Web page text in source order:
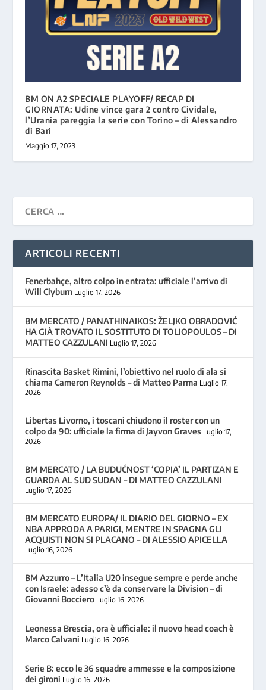
BM ON A2 SPECIALE PLAYOFF/ RECAP DI
GIORNATA: Udine vince gara 2 contro Cividale,
l’Urania pareggia la serie con Torino – di Alessandro
di Bari
Maggio 17, 2023
ARTICOLI RECENTI
Fenerbahçe, altro colpo in entrata: ufficiale l’arrivo di
Will Clyburn Luglio 17, 2026
BM MERCATO / PANATHINAIKOS: ŽELJKO OBRADOVIĆ
HA GIÀ TROVATO IL SOSTITUTO DI TOLIOPOULOS – DI
MATTEO CAZZULANI Luglio 17, 2026
Rinascita Basket Rimini, l’obiettivo nel ruolo di ala si
chiama Cameron Reynolds – di Matteo Parma Luglio 17,
2026
Libertas Livorno, i toscani chiudono il roster con un
colpo da 90: ufficiale la firma di Jayvon Graves Luglio 17,
2026
BM MERCATO / LA BUDUĆNOST ‘COPIA’ IL PARTIZAN E
GUARDA AL SUD SUDAN – DI MATTEO CAZZULANI
Luglio 17, 2026
BM MERCATO EUROPA/ IL DIARIO DEL GIORNO – EX
NBA APPRODA A PARIGI, MENTRE IN SPAGNA GLI
ACQUISTI NON SI PLACANO – DI ALESSIO APICELLA
Luglio 16, 2026
BM Azzurro – L’Italia U20 insegue sempre e perde anche
con Israele: adesso c’è da conservare la Division – di
Giovanni Bocciero Luglio 16, 2026
Leonessa Brescia, ora è ufficiale: il nuovo head coach è
Marco Calvani Luglio 16, 2026
Serie B: ecco le 36 squadre ammesse e la composizione
dei gironi Luglio 16, 2026